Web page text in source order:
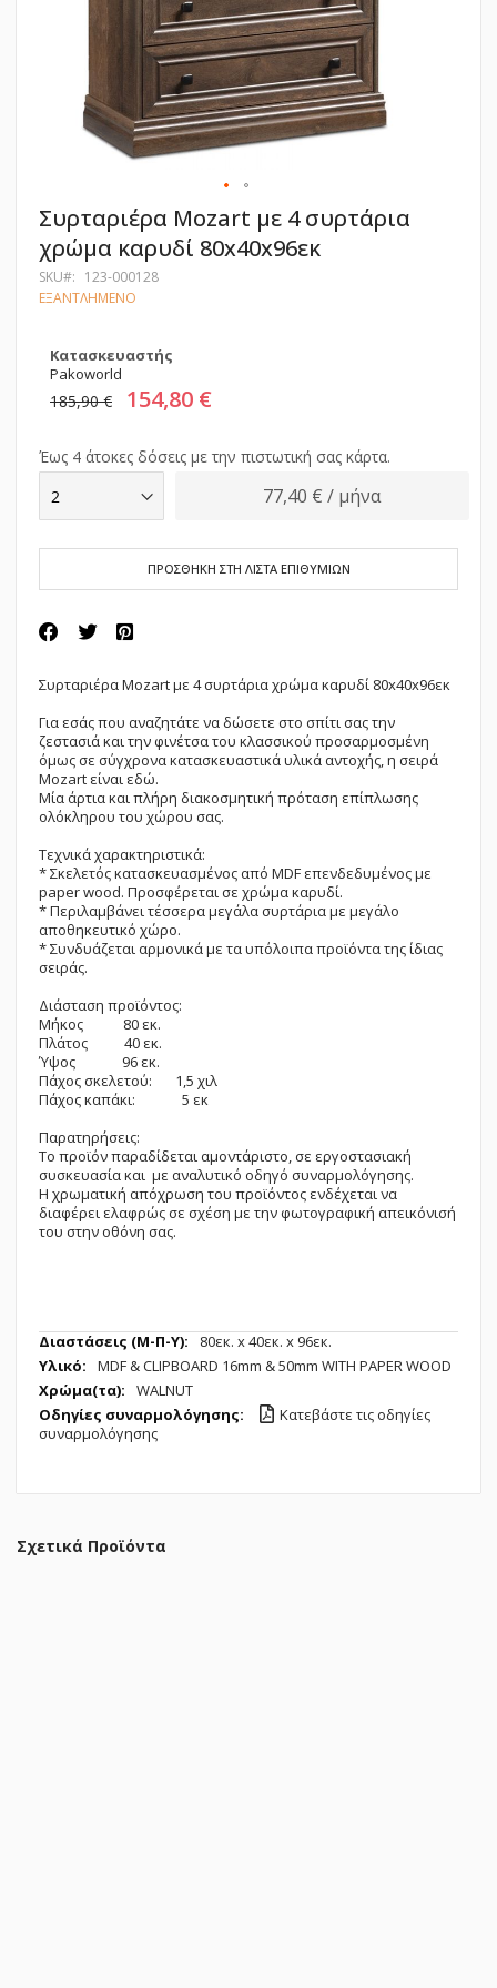
Μετάβαση
στην
αρχή
της
συλλογής
εικόνων
Συρταριέρα Mozart με 4 συρτάρια
χρώμα καρυδί 80x40x96εκ
SKU
123-000128
ΕΞΑΝΤΛΗΜΕΝΟ
Κατασκευαστής
Pakoworld
185,90 € 154,80 €
Έως 4 άτοκες δόσεις με την πιστωτική σας κάρτα.
77,40 € / μήνα
ΠΡΟΣΘΗΚΗ ΣΤΗ ΛΙΣΤΑ ΕΠΙΘΥΜΙΩΝ
Συρταριέρα Mozart με 4 συρτάρια χρώμα καρυδί 80x40x96εκ
Για εσάς που αναζητάτε να δώσετε στο σπίτι σας την
ζεστασιά και την φινέτσα του κλασσικού προσαρμοσμένη
όμως σε σύγχρονα κατασκευαστικά υλικά αντοχής, η σειρά
Mozart είναι εδώ.
Μία άρτια και πλήρη διακοσμητική πρόταση επίπλωσης
ολόκληρου του χώρου σας.
Τεχνικά χαρακτηριστικά:
* Σκελετός κατασκευασμένος από MDF επενδεδυμένος με
paper wood. Προσφέρεται σε χρώμα καρυδί.
* Περιλαμβάνει τέσσερα μεγάλα συρτάρια με μεγάλο
αποθηκευτικό χώρο.
* Συνδυάζεται αρμονικά με τα υπόλοιπα προϊόντα της ίδιας
σειράς.
Διάσταση προϊόντος:
Μήκος 80 εκ.
Πλάτος 40 εκ.
Ύψος 96 εκ.
Πάχος σκελετού: 1,5 χιλ
Πάχος καπάκι: 5 εκ
Παρατηρήσεις:
Το προϊόν παραδίδεται αμοντάριστο, σε εργοστασιακή
συσκευασία και με αναλυτικό οδηγό συναρμολόγησης.
Η χρωματική απόχρωση του προϊόντος ενδέχεται να
διαφέρει ελαφρώς σε σχέση με την φωτογραφική απεικόνισή
του στην οθόνη σας.
Περισσότερες
Πληροφορίες
80εк. x 40εк. x 96εк.
MDF & CLIPBOARD 16mm & 50mm WITH PAPER WOOD
WALNUT
Κατεβάστε τις οδηγίες
συναρμολόγησης
Σχετικά Προϊόντα